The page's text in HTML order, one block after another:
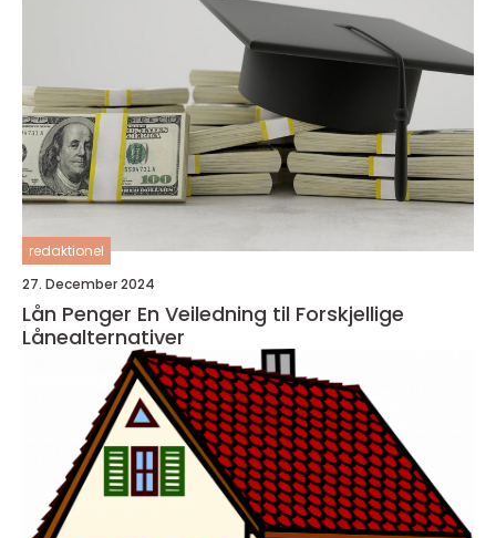
redaktionel
27. December 2024
Lån Penger En Veiledning til Forskjellige
Lånealternativer